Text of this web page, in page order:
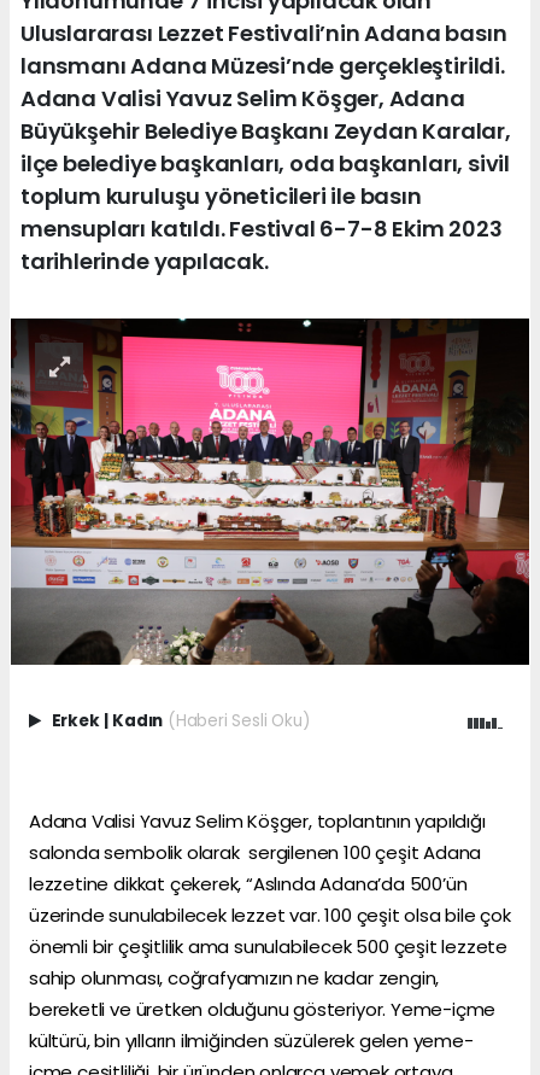
Uluslararası Lezzet Festivali’nin Adana basın
lansmanı Adana Müzesi’nde gerçekleştirildi.
Adana Valisi Yavuz Selim Köşger, Adana
Büyükşehir Belediye Başkanı Zeydan Karalar,
ilçe belediye başkanları, oda başkanları, sivil
toplum kuruluşu yöneticileri ile basın
mensupları katıldı. Festival 6-7-8 Ekim 2023
tarihlerinde yapılacak.
Erkek | Kadın (Haberi Sesli Oku)
Adana Valisi Yavuz Selim Köşger, toplantının yapıldığı
salonda sembolik olarak sergilenen 100 çeşit Adana
lezzetine dikkat çekerek, “Aslında Adana’da 500’ün
üzerinde sunulabilecek lezzet var. 100 çeşit olsa bile çok
önemli bir çeşitlilik ama sunulabilecek 500 çeşit lezzete
sahip olunması, coğrafyamızın ne kadar zengin,
bereketli ve üretken olduğunu gösteriyor. Yeme-içme
kültürü, bin yılların ilmiğinden süzülerek gelen yeme-